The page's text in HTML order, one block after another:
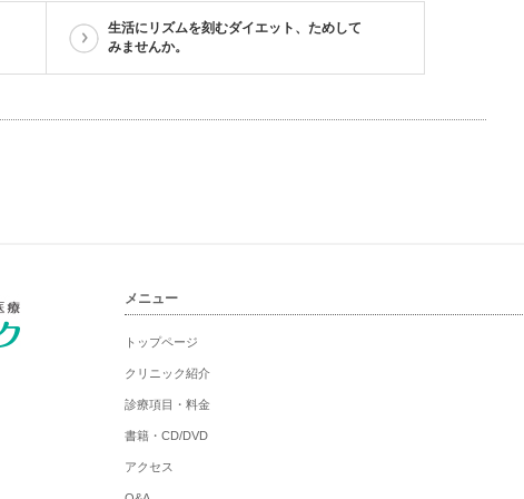
生活にリズムを刻むダイエット、ためして
みませんか。
メニュー
トップページ
クリニック紹介
診療項目・料金
書籍・CD/DVD
アクセス